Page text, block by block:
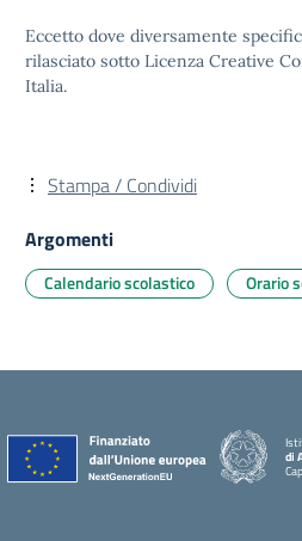
Eccetto dove diversamente
rilasciato sotto Licenza Creative
Italia.
Stampa / Condividi
Argomenti
Calendario scolastico Orario
di